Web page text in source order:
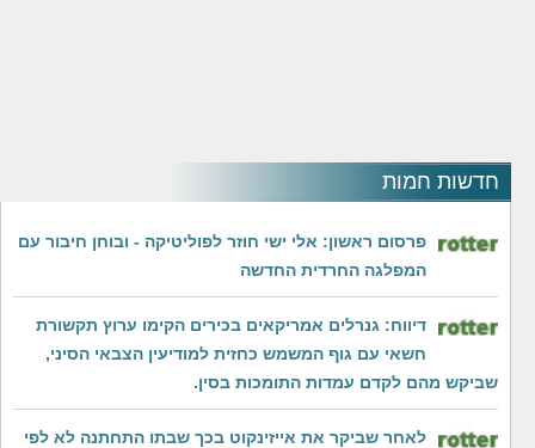
חדשות חמות
פרסום ראשון: אלי ישי חוזר לפוליטיקה - ובוחן חיבור עם
המפלגה החרדית החדשה
דיווח: גנרלים אמריקאים בכירים הקימו ערוץ תקשורת
חשאי עם גוף המשמש כחזית למודיעין הצבאי הסיני,
שביקש מהם לקדם עמדות התומכות בסין.
לאחר שביקר את אייזינקוט בכך שבתו התחתנה לא לפי